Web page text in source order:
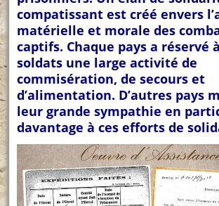
compatissant est créé envers
matérielle et morale des
captifs. Chaque pays a réservé
soldats une large activité de
commisération, de secours et
d’alimentation. D’autres pays
leur grande sympathie en
davantage à ces efforts de